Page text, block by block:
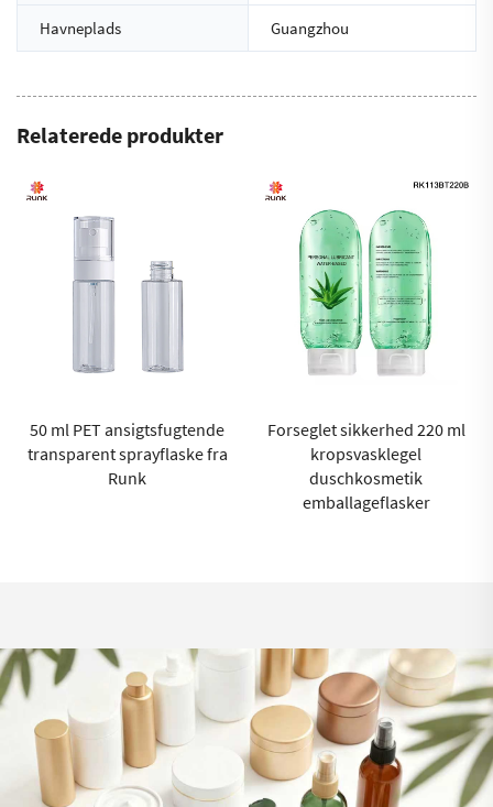
Havneplads Guangzhou
Relaterede produkter
50 ml PET ansigtsfugtende
transparent sprayflaske fra
Runk
Forseglet sikkerhed 220 ml
kropsvasklegel
duschkosmetik
emballageflasker